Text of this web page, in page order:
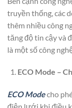
truyền thống, các
thêm nhiều công
tăng độ tin cậy và
là một số công
ECO Mode –
ECO Modecho